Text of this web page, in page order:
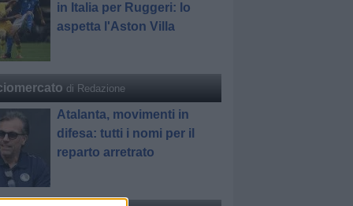
in Italia per Ruggeri: lo
aspetta l'Aston Villa
di Redazione
Atalanta, movimenti in
difesa: tutti i nomi per il
reparto arretrato